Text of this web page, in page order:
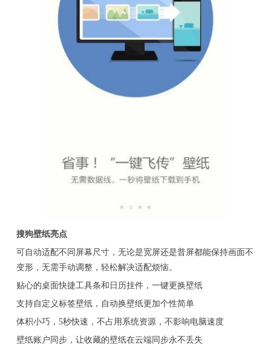
搜狗壁纸亮点
可自动适配不同屏幕尺寸，无论是宽屏还是普屏都能保持画面不
变形，无需手动调整，轻松解决适配烦恼。
贴心的桌面快捷工具条和日历挂件，一键更换壁纸
支持自定义标签壁纸，自动换壁纸更加个性简单
体积小巧，5秒快速，不占用系统资源，不影响电脑速度
壁纸账户同步，让收藏的壁纸在云端同步永不丢失